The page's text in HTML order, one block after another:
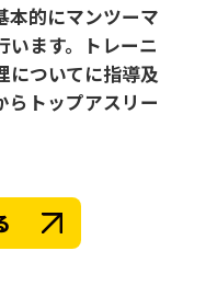
本的にマンツーマ
います。トレーニ
についてに指導及
らトップアスリー